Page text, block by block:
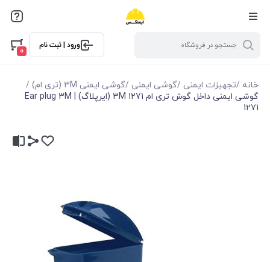
ورود | ثبت نام
0
خانه /تجهیزات ایمنی /گوشی ایمنی/گوشی ایمنی 3M (تری ام)
/
گوشی ایمنی داخل گوش تری ام 1271 3M (ایرپلاگ) | Ear plug 3M
1271